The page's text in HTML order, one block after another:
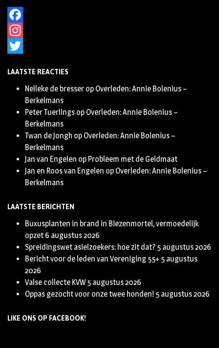
Facebook
Instagram
LAATSTE REACTIES
Nelleke de bresser op Overleden: Annie Bolenius –
Berkelmans
Peter Tuerlings op Overleden: Annie Bolenius –
Berkelmans
Twan de Jongh op Overleden: Annie Bolenius –
Berkelmans
Jan van Engelen op Probleem met de Geldmaat
Jan en Roos van Engelen op Overleden: Annie Bolenius –
Berkelmans
LAATSTE BERICHTEN
Buxusplanten in brand in Biezenmortel, vermoedelijk
opzet 6 augustus 2026
Spreidingswet asielzoekers: hoe zit dat? 5 augustus 2026
Bericht voor de leden van Vereniging 55+ 5 augustus
2026
Valse collecte KVW 5 augustus 2026
Oppas gezocht voor onze twee honden! 5 augustus 2026
LIKE ONS OP FACEBOOK!